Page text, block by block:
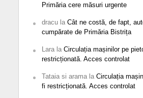
Primăria cere măsuri urgente
dracula Cât ne costă, de fapt,
cumpărate de Primăria Bistrița
Larala Circulația mașinilor pe
restricționată. Acces controlat
Tataia si aramala Circulația
fi restricționată. Acces controlat